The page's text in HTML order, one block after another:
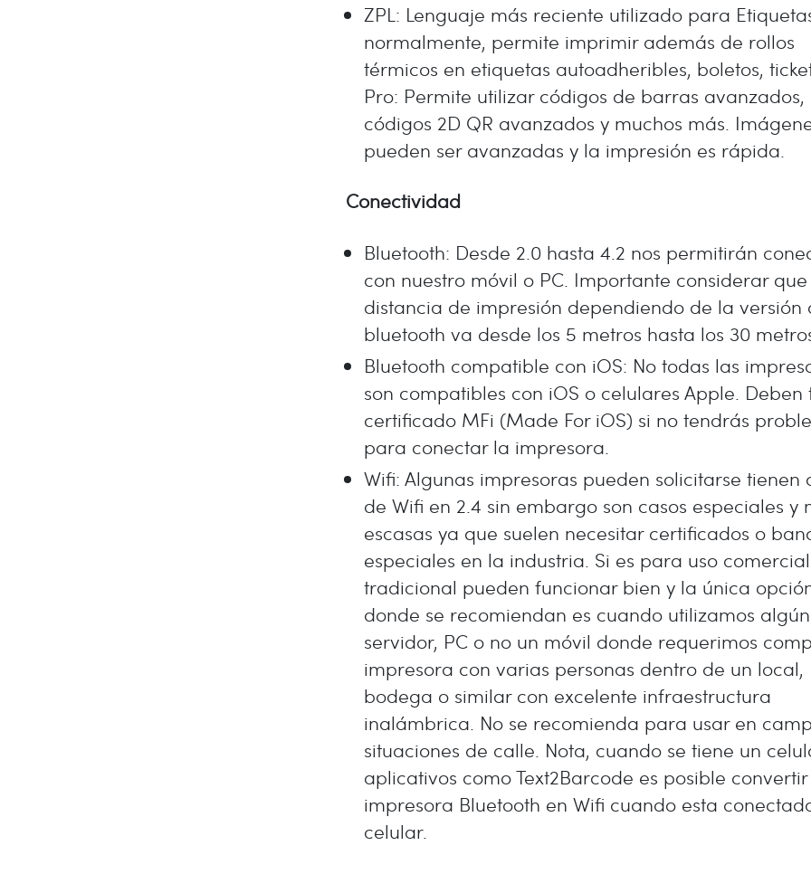
ZPL: Lenguaje más reciente utilizado para
normalmente, permite imprimir además de rollos
térmicos en etiquetas autoadheribles, boletos,
Pro: Permite utilizar códigos de barras avanzados,
códigos 2D QR avanzados y muchos más.
pueden ser avanzadas y la impresión es rápida.
Conectividad
Bluetooth: Desde 2.0 hasta 4.2 nos permitirán
con nuestro móvil o PC. Importante considerar
distancia de impresión dependiendo de la versión
bluetooth va desde los 5 metros hasta los 30
Bluetooth compatible con iOS: No todas las
son compatibles con iOS o celulares Apple. Deben
certificado MFi (Made For iOS) si no tendrás
para conectar la impresora.
Wifi: Algunas impresoras pueden solicitarse tienen
de Wifi en 2.4 sin embargo son casos especiales y
escasas ya que suelen necesitar certificados o
especiales en la industria. Si es para uso comercial
tradicional pueden funcionar bien y la única
donde se recomiendan es cuando utilizamos algún
servidor, PC o no un móvil donde requerimos
impresora con varias personas dentro de un local,
bodega o similar con excelente infraestructura
inalámbrica. No se recomienda para usar en
situaciones de calle. Nota, cuando se tiene un
aplicativos como Text2Barcode es posible
impresora Bluetooth en Wifi cuando esta
celular.